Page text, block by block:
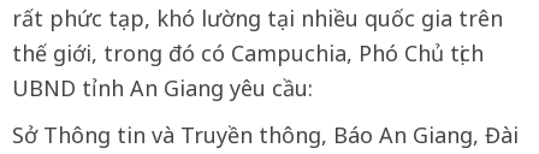
rất phức tạp, khó lường tại nhiều quốc gia trên
thế giới, trong đó có Campuchia, Phó Chủ tịch
UBND tỉnh An Giang yêu cầu:
Sở Thông tin và Truyền thông, Báo An Giang, Đài